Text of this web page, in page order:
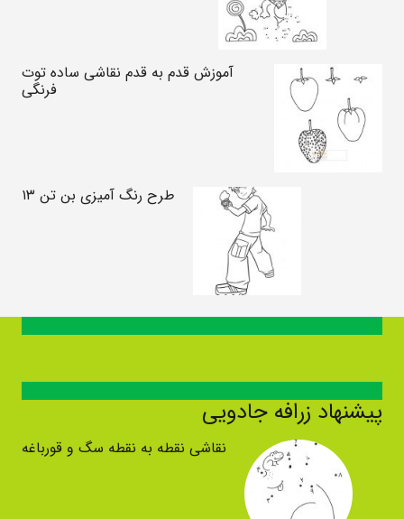
آموزش قدم به قدم نقاشی ساده توت
فرنگی
طرح رنگ آمیزی بن تن ۱۳
پیشنهاد زرافه جادویی
نقاشی نقطه به نقطه سگ و قورباغه